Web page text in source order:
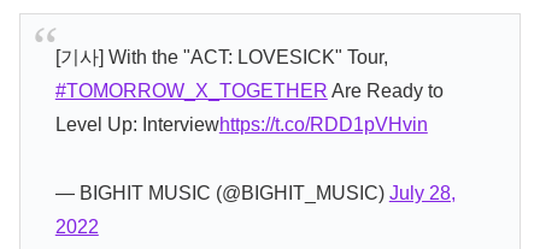
[기사] With the "ACT: LOVESICK" Tour,
#TOMORROW_X_TOGETHER Are Ready to
Level Up: Interviewhttps://t.co/RDD1pVHvin
— BIGHIT MUSIC (@BIGHIT_MUSIC) July 28,
2022